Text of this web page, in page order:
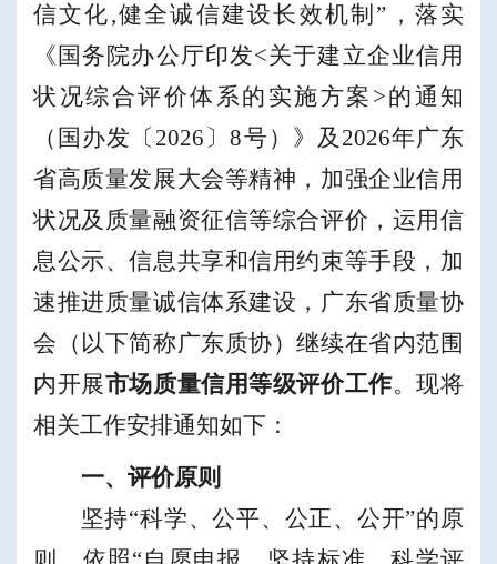
信文化,健全诚信建设长效机制 ” ，落实
《国务院办公厅印发<关于建立企业信用
状况综合评价体系的实施方案 >的通知
（国办发〔 2026 〕8号）》及 2026年广东
省高质量发展大会等精神，加强企业信用
状况及质量融资征信等综合评价，运用信
息公示、信息共享和信用约束等手段，加
速推进质量诚信体系建设，广东省质量协
会（以下简称广东质协）继续在省内范围
内开展市场质量信用等级评价工作。现将
相关工作安排通知如下 ：
一、评价原则
坚持“科学、公平、公正、公开”的原